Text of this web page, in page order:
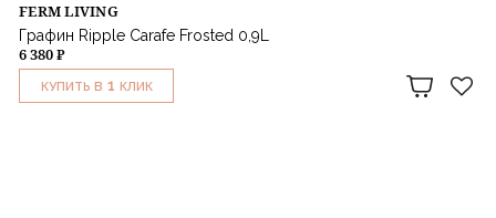
FERM LIVING
Графин Ripple Carafe Frosted 0,9L
6 380 ₽
КУПИТЬ В 1 КЛИК